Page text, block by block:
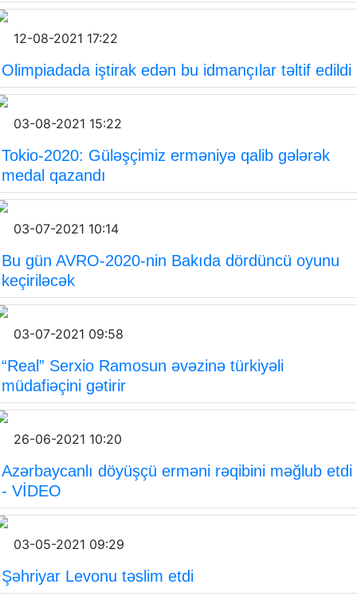
12-08-2021 17:22
Olimpiadada iştirak edən bu idmançılar təltif edildi
03-08-2021 15:22
Tokio-2020: Güləşçimiz erməniyə qalib gələrək
medal qazandı
03-07-2021 10:14
Bu gün AVRO-2020-nin Bakıda dördüncü oyunu
keçiriləcək
03-07-2021 09:58
“Real” Serxio Ramosun əvəzinə türkiyəli
müdafiəçini gətirir
26-06-2021 10:20
Azərbaycanlı döyüşçü erməni rəqibini məğlub etdi
- VİDEO
03-05-2021 09:29
Şəhriyar Levonu təslim etdi